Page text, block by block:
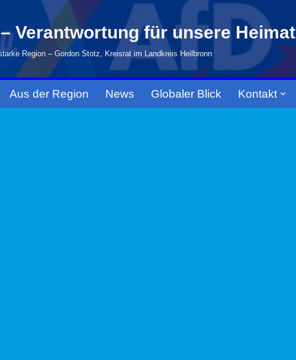
Verantwortung für unsere Heimat
Region – Gordon Stotz, Kreisrat im Landkreis Heilbronn
Aus der Region News Globaler Blick Kontakt